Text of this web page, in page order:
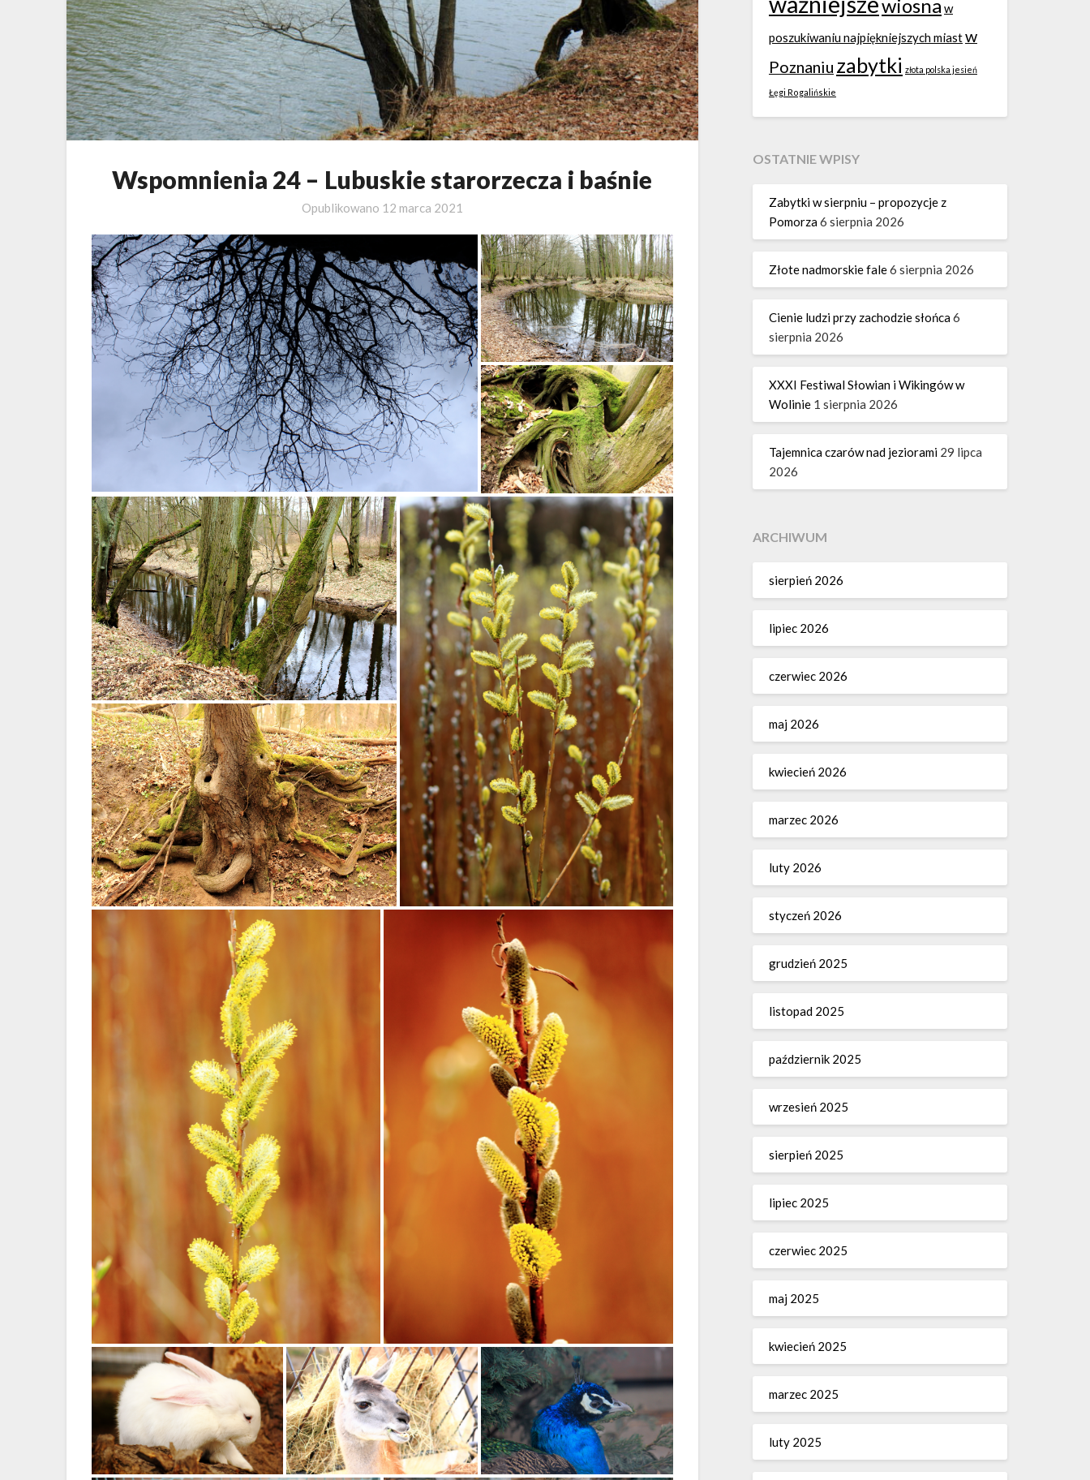
Wspomnienia 24 – Lubuskie starorzecza i baśnie
Opublikowano 12 marca 2021
wiosna w
poszukiwaniu najpiękniejszych miastw
Poznaniu zabytki złota polska jesień
Łęgi Rogalińskie
OSTATNIE WPISY
Zabytki w sierpniu – propozycje z
Pomorza6 sierpnia 2026
Złote nadmorskie fale6 sierpnia 2026
Cienie ludzi przy zachodzie słońca6
sierpnia 2026
XXXI Festiwal Słowian i Wikingów w
Wolinie 1 sierpnia 2026
Tajemnica czarów nad jeziorami 29 lipca
2026
ARCHIWUM
sierpień 2026
lipiec 2026
czerwiec 2026
maj 2026
kwiecień 2026
marzec 2026
luty 2026
styczeń 2026
grudzień 2025
listopad 2025
październik 2025
wrzesień 2025
sierpień 2025
lipiec 2025
czerwiec 2025
maj 2025
kwiecień 2025
marzec 2025
luty 2025